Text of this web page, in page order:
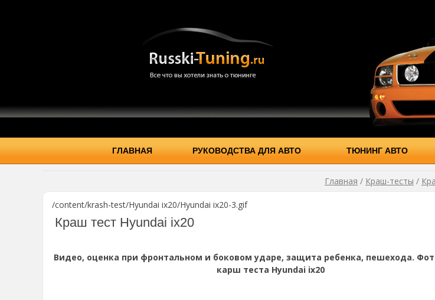
ГЛАВНАЯ РУКОВОДСТВА ДЛЯ АВТО ТЮНИНГ АВТО
Главная / Краш-тесты /
/content/krash-test/Hyundai ix20/Hyundai ix20-3.gif
Краш тест Hyundai ix20
Видео, оценка при фронтальном и боковом ударе, защита ребенка, пешехода.
карш теста Hyundai ix20